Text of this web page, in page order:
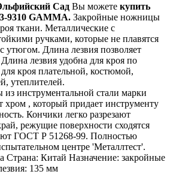
Сад Вы можете купить
9310 GAMMA. Закройные ножницы
ткани. Металлические с
ручками, которые не плавятся
утюгом. Длина лезвия позволяет
лезвия удобна для кроя по
кроя плательной, костюмой,
утеплителей.
инструментальной стали марки
хром , который придает инструменту
Кончики легко разрезают
режущие поверхности сходятся
ГОСТ Р 51268-99. Полностью
центре 'Металлтест'.
Страна: Китай Назначение: закройные
135 мм